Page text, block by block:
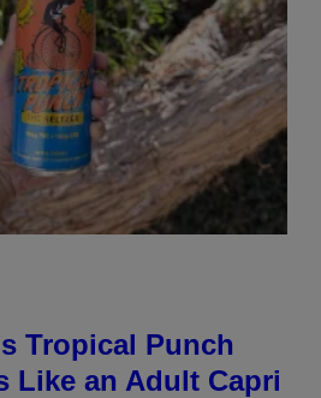
Tropical Punch
Like an Adult Capri